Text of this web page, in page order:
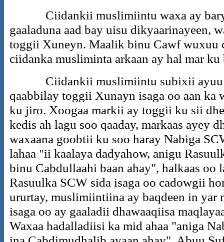
Ciidankii muslimiintu waxa ay
gaaladuna aad bay uisu dikyaarinayeen,
toggii Xuneyn. Maalik binu Cawf
ciidanka musliminta arkaan ay hal mar
Ciidankii muslimiintu subixii ayuu
qaabbilay toggii Xunayn isaga oo aan ka
ku jiro. Xoogaa markii ay toggii ku sii
kedis ah lagu soo qaaday, markaas ayey
waxaana goobtii ku soo haray Nabiga
lahaa "ii kaalaya dadyahow, anigu
binu Cabdullaahi baan ahay", halkaas oo
Rasuulka SCW sida isaga oo cadowgii
ururtay, muslimiintiina ay baqdeen in yar
isaga oo ay gaaladii dhawaaqiisa
Waxaa hadalladiisi ka mid ahaa "aniga